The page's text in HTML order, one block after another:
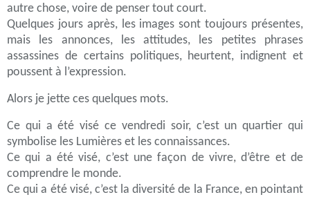
autre chose, voire de penser tout court.
Quelques jours après, les images sont toujours présentes,
mais les annonces, les attitudes, les petites phrases
assassines de certains politiques, heurtent, indignent et
poussent à l’expression.
Alors je jette ces quelques mots.
Ce qui a été visé ce vendredi soir, c’est un quartier qui
symbolise les Lumières et les connaissances.
Ce qui a été visé, c’est une façon de vivre, d’être et de
comprendre le monde.
Ce qui a été visé, c’est la diversité de la France, en pointant